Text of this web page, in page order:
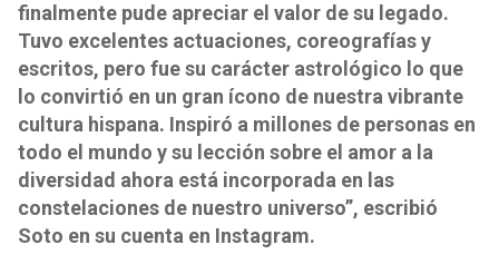
finalmente pude apreciar el valor de su legado.
Tuvo excelentes actuaciones, coreografías y
escritos, pero fue su carácter astrológico lo que
lo convirtió en un gran ícono de nuestra vibrante
cultura hispana. Inspiró a millones de personas en
todo el mundo y su lección sobre el amor a la
diversidad ahora está incorporada en las
constelaciones de nuestro universo”, escribió
Soto en su cuenta en Instagram.